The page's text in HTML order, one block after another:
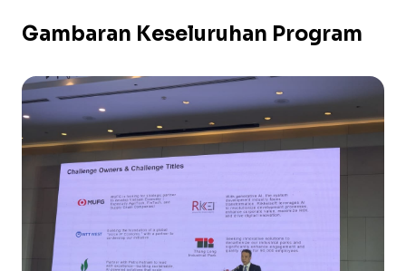
Gambaran Keseluruhan Program